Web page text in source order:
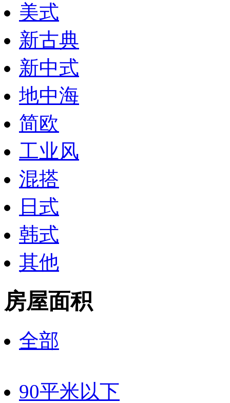
美式
新古典
新中式
地中海
简欧
工业风
混搭
日式
韩式
其他
房屋面积
全部
90平米以下